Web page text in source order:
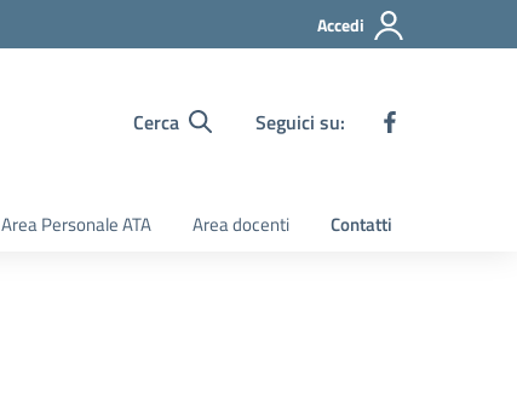
Accedi
Cerca Seguici su:
Area Personale ATA Area docenti Contatti